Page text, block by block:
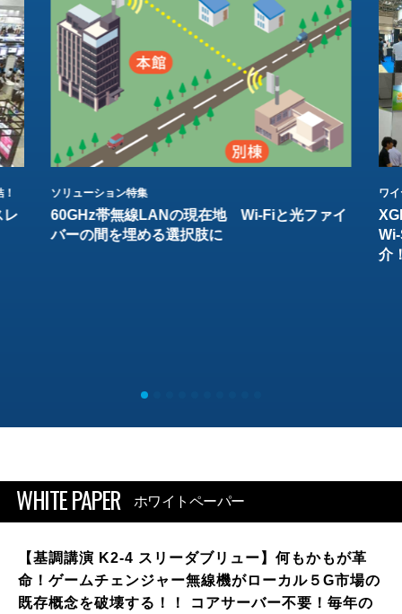
レ
ソリューション特集
60GHz帯無線LANの現在地 Wi-Fiと光ファイ
バーの間を埋める選択肢に
ワ
介
WHITE PAPER ホワイトペーパー
【基調講演 K2-4 スリーダブリュー】何もかもが革
命！ゲームチェンジャー無線機がローカル５G市場の
既存概念を破壊する！！ コアサーバー不要！毎年の